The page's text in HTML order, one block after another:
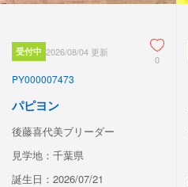
受付中 2026/08/04 更新
0
PY000007473
パピヨン
後藤喜代美ブリーダー
見学地：千葉県
誕生日：2026/07/21